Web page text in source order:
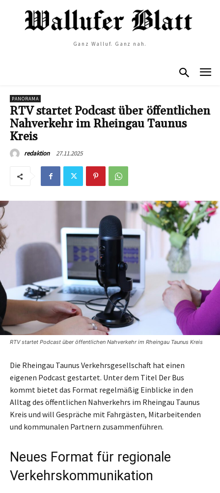
Ganz Walluf. Ganz nah.
PANORAMA
RTV startet Podcast über öffentlichen
Nahverkehr im Rheingau Taunus
Kreis
redaktion 27.11.2025
RTV startet Podcast über öffentlichen Nahverkehr im Rheingau Taunus Kreis
Die Rheingau Taunus Verkehrsgesellschaft hat einen
eigenen Podcast gestartet. Unter dem Titel Der Bus
kommt bietet das Format regelmäßig Einblicke in den
Alltag des öffentlichen Nahverkehrs im Rheingau Taunus
Kreis und will Gespräche mit Fahrgästen, Mitarbeitenden
und kommunalen Partnern zusammenführen.
Neues Format für regionale
Verkehrskommunikation